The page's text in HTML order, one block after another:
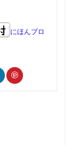
にほんブロ